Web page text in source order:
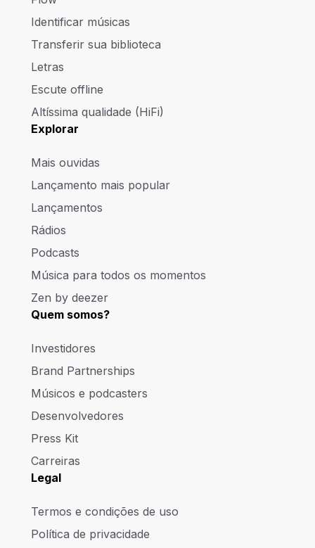
Identificar músicas
Transferir sua biblioteca
Letras
Escute offline
Altíssima qualidade (HiFi)
Explorar
Mais ouvidas
Lançamento mais popular
Lançamentos
Rádios
Podcasts
Música para todos os momentos
Zen by deezer
Quem somos?
Investidores
Brand Partnerships
Músicos e podcasters
Desenvolvedores
Press Kit
Carreiras
Legal
Termos e condições de uso
Política de privacidade